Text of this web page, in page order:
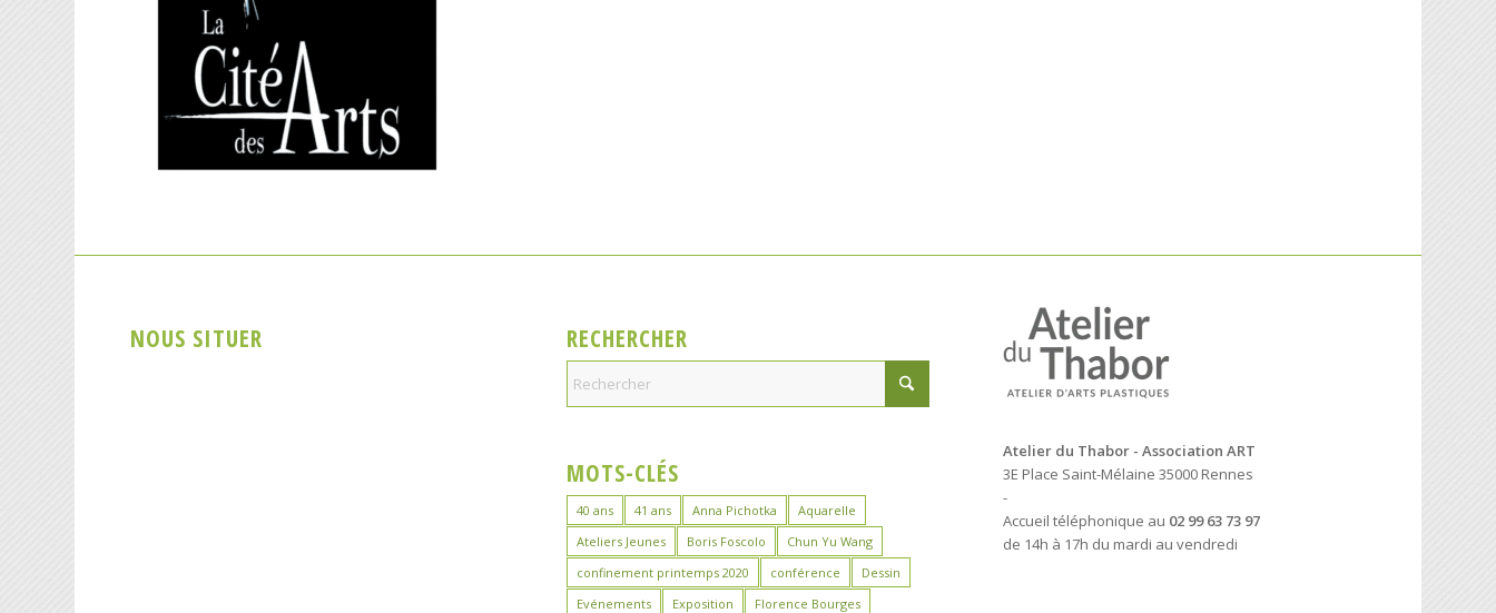
NOUS SITUER RECHERCHER
MOTS-CLÉS
40 ans 41 ans Anna Pichotka
Aquarelle
Ateliers Jeunes
Boris Foscolo
Chun Yu Wang
confinement printemps 2020
conférence
Dessin
Evénements
Exposition Florence Bourges
Atelier du Thabor - Association ART
3E Place Saint-Mélaine 35000 Rennes
-
Accueil téléphonique au 02 99 63 73 97
de 14h à 17h du mardi au vendredi